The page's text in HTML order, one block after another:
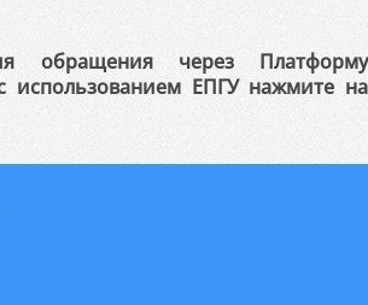
обращения через Платформу
использованием ЕПГУ нажмите на